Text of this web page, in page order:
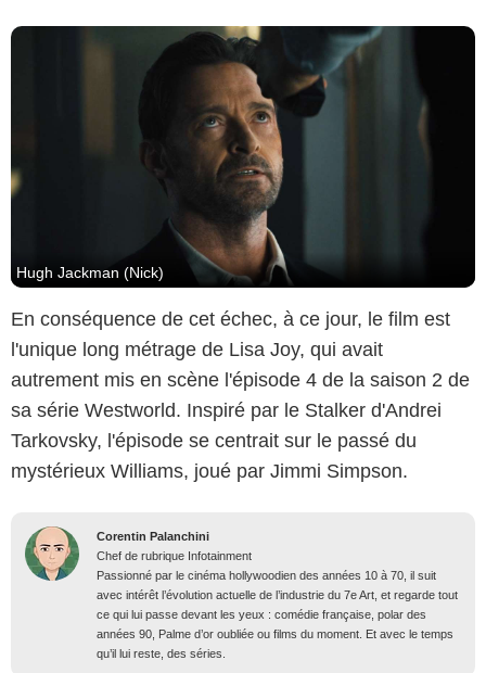
Hugh Jackman (Nick)
En conséquence de cet échec, à ce jour, le film est
l'unique long métrage de Lisa Joy, qui avait
autrement mis en scène l'épisode 4 de la saison 2 de
sa série Westworld. Inspiré par le Stalker d'Andrei
Tarkovsky, l'épisode se centrait sur le passé du
mystérieux Williams, joué par Jimmi Simpson.
Corentin Palanchini
Chef de rubrique Infotainment
Passionné par le cinéma hollywoodien des années 10 à 70, il suit
avec intérêt l’évolution actuelle de l’industrie du 7e Art, et regarde tout
ce qui lui passe devant les yeux : comédie française, polar des
années 90, Palme d’or oubliée ou films du moment. Et avec le temps
qu’il lui reste, des séries.